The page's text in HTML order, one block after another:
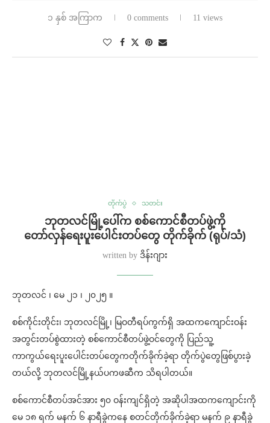
၁ နှစ် အကြာက 0 comments 11 views
တိုက်ပွဲ သတင်း
ဘုတလင်မြို့ပေါ်က စစ်ကောင်စီတပ်ဖွဲ့ကို
တော်လှန်ရေးပူးပေါင်းတပ်တွေ တိုက်ခိုက် (ရုပ်/သံ)
written by ဒိန်းဂျား
ဘုတလင် ၊ မေ ၂၁ ၊ ၂၀၂၅ ။
စစ်ကိုင်းတိုင်း၊ ဘုတလင်မြို့၊ မြဝတီရပ်ကွက်ရှိ အထကကျောင်းဝန်း
အတွင်းတပ်စွဲထားတဲ့ စစ်ကောင်စီတပ်ဖွဲ့ဝင်တွေကို ပြည်သူ့
ကာကွယ်ရေးပူးပေါင်းတပ်တွေကတိုက်ခိုက်ခဲ့ရာ တိုက်ပွဲတွေဖြစ်ပွားခဲ့
တယ်လို့ ဘုတလင်မြို့နယ်ပကဖဆီက သိရပါတယ်။
စစ်ကောင်စီတပ်အင်အား ၅၀ ဝန်းကျင်ရှိတဲ့ အဆိုပါအထကကျောင်းကို
မေ ၁၈ ရက် မနက် ၆ နာရီခွဲကနေ စတင်တိုက်ခိုက်ခဲ့ရာ မနက် ၉ နာရီခွဲ